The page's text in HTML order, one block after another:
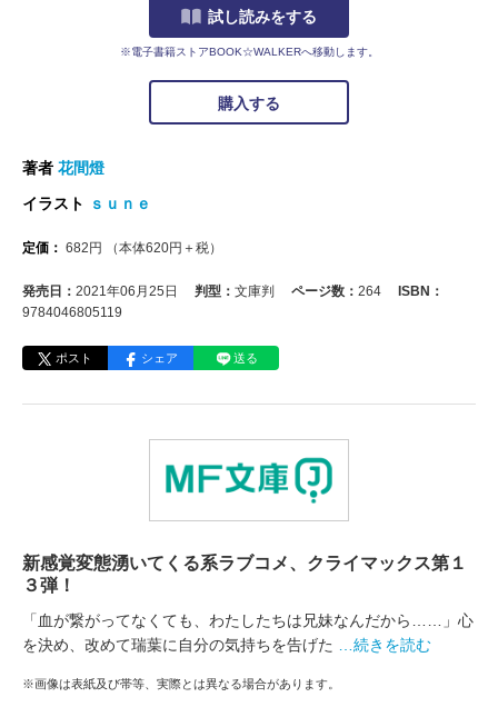
試し読みをする
※電子書籍ストアBOOK☆WALKERへ移動します。
購入する
著者 花間燈
イラスト
ｓｕｎｅ
定価： 682 円 （本体620円＋税）
発売日： 2021年06月25日 判型： 文庫判 ページ数： 264
ISBN：
9784046805119
ポスト シェア 送る
新感覚変態湧いてくる系ラブコメ、クライマックス第１
３弾！
「血が繋がってなくても、わたしたちは兄妹なんだから……」心
を決め、改めて瑞葉に自分の気持ちを告げた
…続きを読む
※画像は表紙及び帯等、実際とは異なる場合があります。